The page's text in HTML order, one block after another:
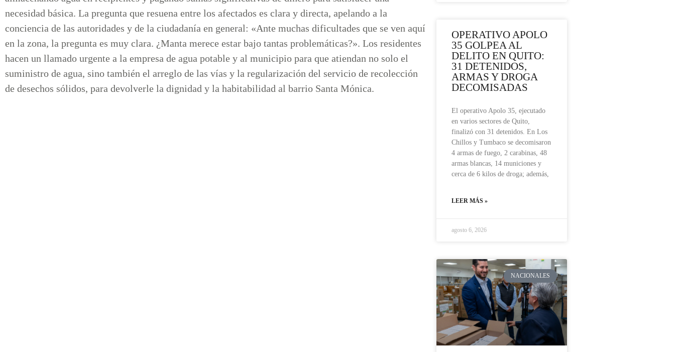
necesidad básica. La pregunta que resuena entre los afectados es clara y directa, apelando a la
conciencia de las autoridades y de la ciudadanía en general: «Ante muchas dificultades que se ven aquí
en la zona, la pregunta es muy clara. ¿Manta merece estar bajo tantas problemáticas?». Los residentes
hacen un llamado urgente a la empresa de agua potable y al municipio para que atiendan no solo el
suministro de agua, sino también el arreglo de las vías y la regularización del servicio de recolección
de desechos sólidos, para devolverle la dignidad y la habitabilidad al barrio Santa Mónica.
OPERATIVO APOLO
35 GOLPEA AL
DELITO EN QUITO:
31 DETENIDOS,
ARMAS Y DROGA
DECOMISADAS
El operativo Apolo 35, ejecutado
en varios sectores de Quito,
finalizó con 31 detenidos. En Los
Chillos y Tumbaco se decomisaron
4 armas de fuego, 2 carabinas, 48
armas blancas, 14 municiones y
cerca de 6 kilos de droga; además,
LEER MÁS »
agosto 6, 2026
NACIONALES